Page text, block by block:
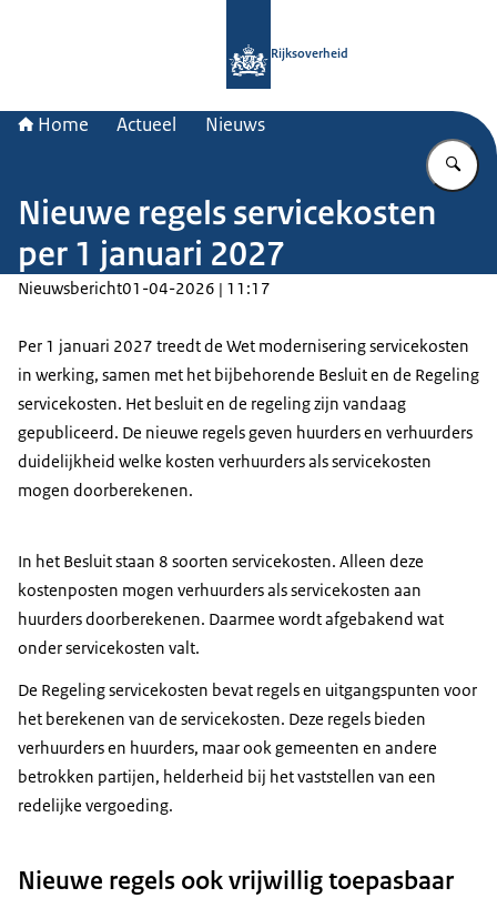
Rijksoverheid
Home Actueel Nieuws
Nieuwe regels servicekosten
per 1 januari 2027
Nieuwsbericht01-04-2026 | 11:17
Per 1 januari 2027 treedt de Wet modernisering servicekosten
in werking, samen met het bijbehorende Besluit en de Regeling
servicekosten. Het besluit en de regeling zijn vandaag
gepubliceerd. De nieuwe regels geven huurders en verhuurders
duidelijkheid welke kosten verhuurders als servicekosten
mogen doorberekenen.
In het Besluit staan 8 soorten servicekosten. Alleen deze
kostenposten mogen verhuurders als servicekosten aan
huurders doorberekenen. Daarmee wordt afgebakend wat
onder servicekosten valt.
De Regeling servicekosten bevat regels en uitgangspunten voor
het berekenen van de servicekosten. Deze regels bieden
verhuurders en huurders, maar ook gemeenten en andere
betrokken partijen, helderheid bij het vaststellen van een
redelijke vergoeding.
Nieuwe regels ook vrijwillig toepasbaar